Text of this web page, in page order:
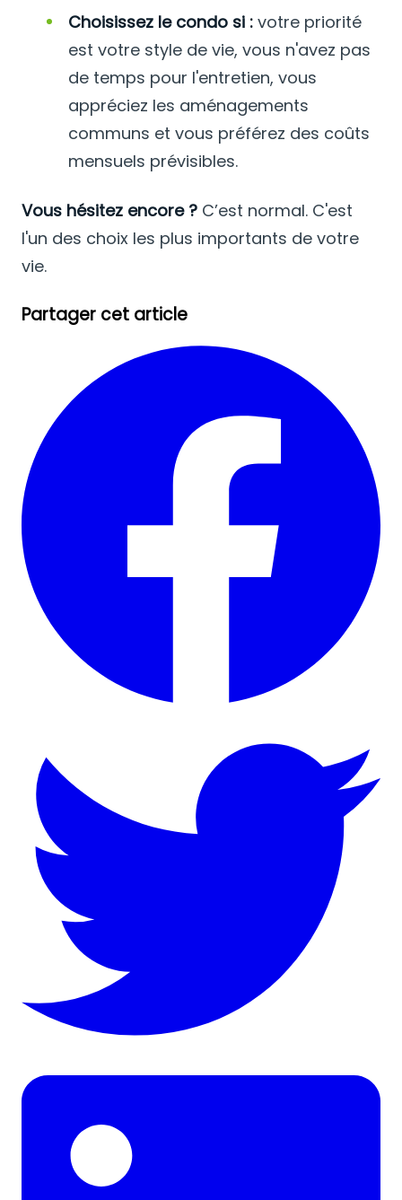
Choisissez le condo si : votre priorité
est votre style de vie, vous n'avez pas
de temps pour l'entretien, vous
appréciez les aménagements
communs et vous préférez des coûts
mensuels prévisibles.
Vous hésitez encore ? C’est normal. C'est
l'un des choix les plus importants de votre
vie.
Partager cet article